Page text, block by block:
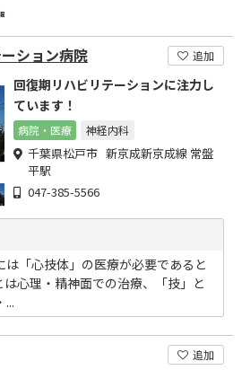
ション病院 追加
回復期リハビリテーションに注力し
ています！
病院・医療 神経内科
千葉県松戸市 新京成新京成線 常盤
平駅
047-385-5566
「心技体」の医療が必要であると
心理・精神面での治療、「技」と
...
追加